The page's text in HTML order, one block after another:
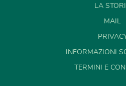
LA
MAIL
INFORMAZIONI
TERMINI E